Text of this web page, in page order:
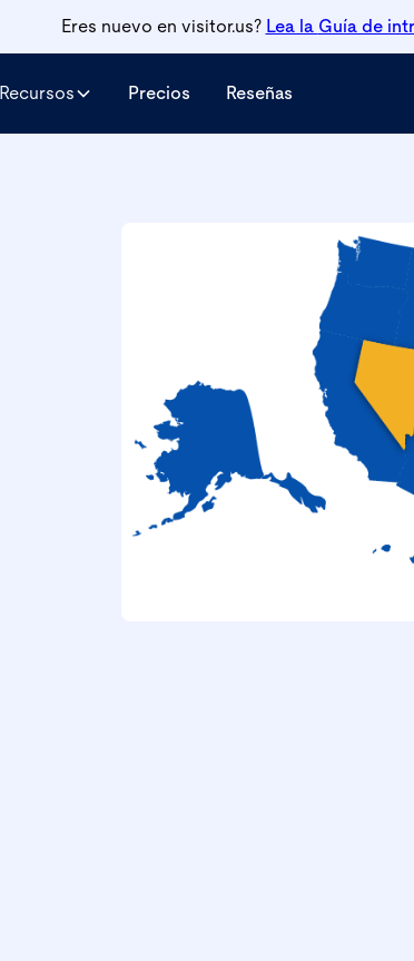
Eres nuevo en visitor.us? Lea la Guía de
Recursos Precios Reseñas